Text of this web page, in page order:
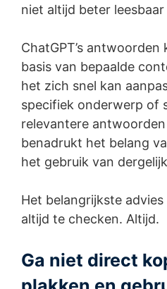
niet altijd beter
ChatGPT’s
basis van bepaalde
het zich snel kan
specifiek onderwerp of
relevantere
benadrukt het belang
het gebruik van
Het belangrijkste
altijd te checken. Altijd.
Ga niet direct